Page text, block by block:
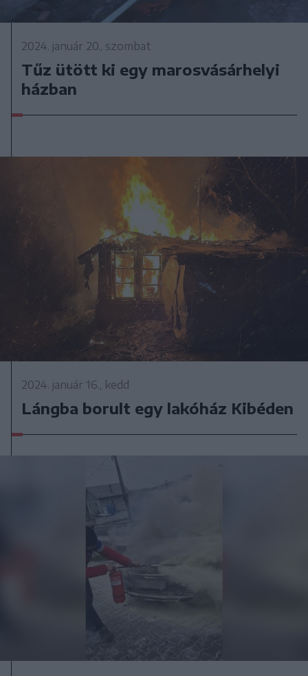
2024. január 20., szombat
Tűz ütött ki egy marosvásárhelyi
házban
2024. január 16., kedd
Lángba borult egy lakóház Kibéden